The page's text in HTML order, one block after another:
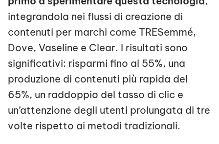
integrandola nei flussi di creazione di
contenuti per marchi come TRESemmé,
Dove, Vaseline e Clear. I risultati sono
significativi: risparmi fino al 55%, una
produzione di contenuti più rapida del
65%, un raddoppio del tasso di clic e
un’attenzione degli utenti prolungata di tre
volte rispetto ai metodi tradizionali.